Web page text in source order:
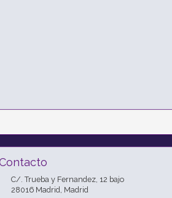
C/. Trueba y Fernandez, 12 bajo
28016 Madrid, Madrid